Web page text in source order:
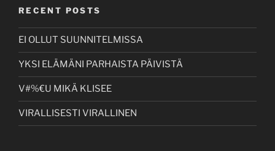
RECENT POSTS
EI OLLUT SUUNNITELMISSA
YKSI ELÄMÄNI PARHAISTA PÄIVISTÄ
V#%€U MIKÄ KLISEE
VIRALLISESTI VIRALLINEN